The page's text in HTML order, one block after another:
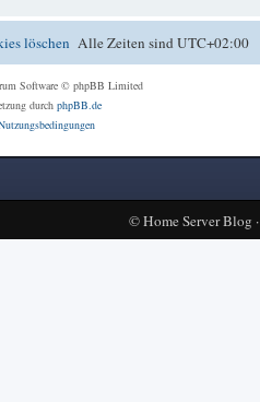
Alle Zeiten sindUTC+02:00
löschen
Software © phpBB Limited
durch phpBB.de
©Home Server Blog